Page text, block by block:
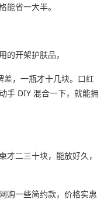
能省一大半。
的开架护肤品，
差，一瓶才十几块。口红
手 DIY 混合一下，就能拥
二三十块，能放好久，
购一些简约款，价格实惠